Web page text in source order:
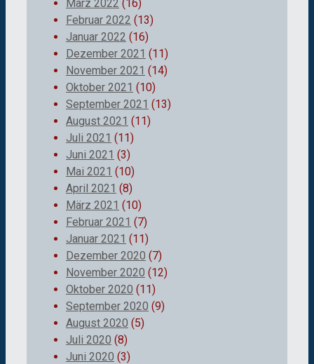
März 2022 (16)
Februar 2022 (13)
Januar 2022 (16)
Dezember 2021 (11)
November 2021 (14)
Oktober 2021 (10)
September 2021 (13)
August 2021 (11)
Juli 2021 (11)
Juni 2021 (3)
Mai 2021 (10)
April 2021 (8)
März 2021 (10)
Februar 2021 (7)
Januar 2021 (11)
Dezember 2020 (7)
November 2020 (12)
Oktober 2020 (11)
September 2020 (9)
August 2020 (5)
Juli 2020 (8)
Juni 2020 (3)